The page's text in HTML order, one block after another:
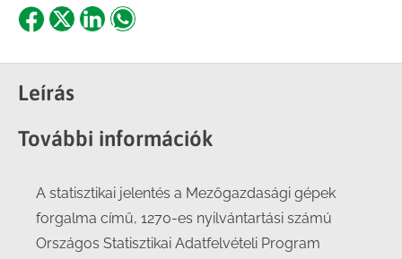
Share
Facebook
Share
X
ShareShare
Leírás
További információk
A statisztikai jelentés a Mezőgazdasági gépek
forgalma című, 1270-es nyilvántartási számú
Országos Statisztikai Adatfelvételi Program